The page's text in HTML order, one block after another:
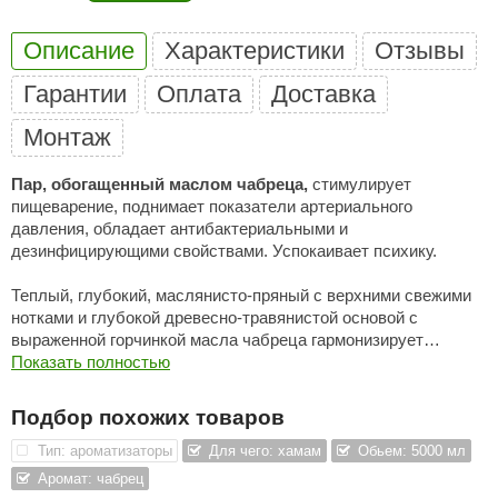
Woods
Описание Характеристики
Отзывы
Гарантии
Оплата
Доставка
Монтаж
Пар, обогащенный маслом чабреца, стимулирует
пищеварение, поднимает показатели артериального
давления, обладает антибактериальными и
дезинфицирующими свойствами. Успокаивает психику.
Теплый, глубокий, маслянисто-пряный с верхними свежими
нотками и глубокой древесно-травянистой основой с
выраженной горчинкой масла чабреца гармонизирует
психологические состояния, способствует бодрости,
позволяет избавиться от робости, меркантильности,
горделивости, суетности, зависти, ограниченности,
самовлюбленности и гнева. Стимулирует память, логику.
Показать полностью
Подбор похожих товаров
Тип: ароматизаторы Для чего: хамам
Обьем: 5000 мл
Аромат: чабрец